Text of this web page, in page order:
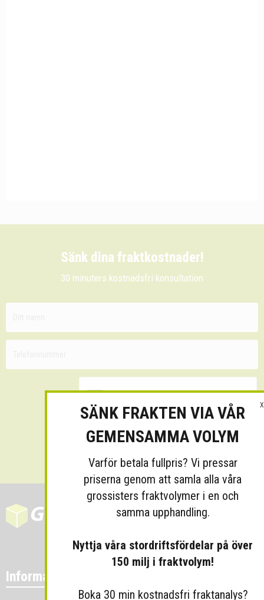
Sänk dina fraktkostnader!
30 minuters kostnadsfri konsultation
Skicka
Information
X
SÄNK FRAKTEN VIA VÅR
GEMENSAMMA VOLYM
Varför betala fullpris? Vi pressar
priserna genom att samla alla våra
grossisters fraktvolymer i en och
samma upphandling.
Nyttja våra stordriftsfördelar på över
150 milj i fraktvolym!
Boka 30 min kostnadsfri fraktanalys?